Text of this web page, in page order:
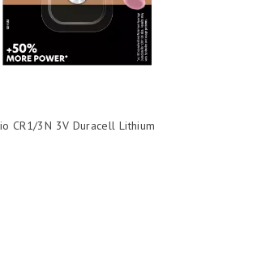
CR1/3N 3V Duracell Lithium